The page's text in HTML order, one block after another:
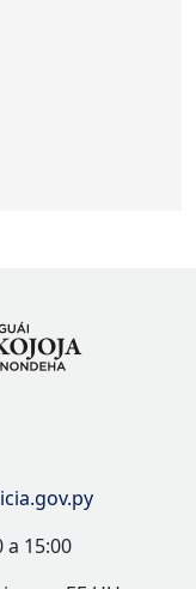
a 15:00